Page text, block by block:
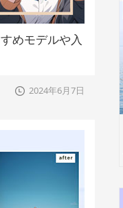
めモデルや入
2024年6月7日